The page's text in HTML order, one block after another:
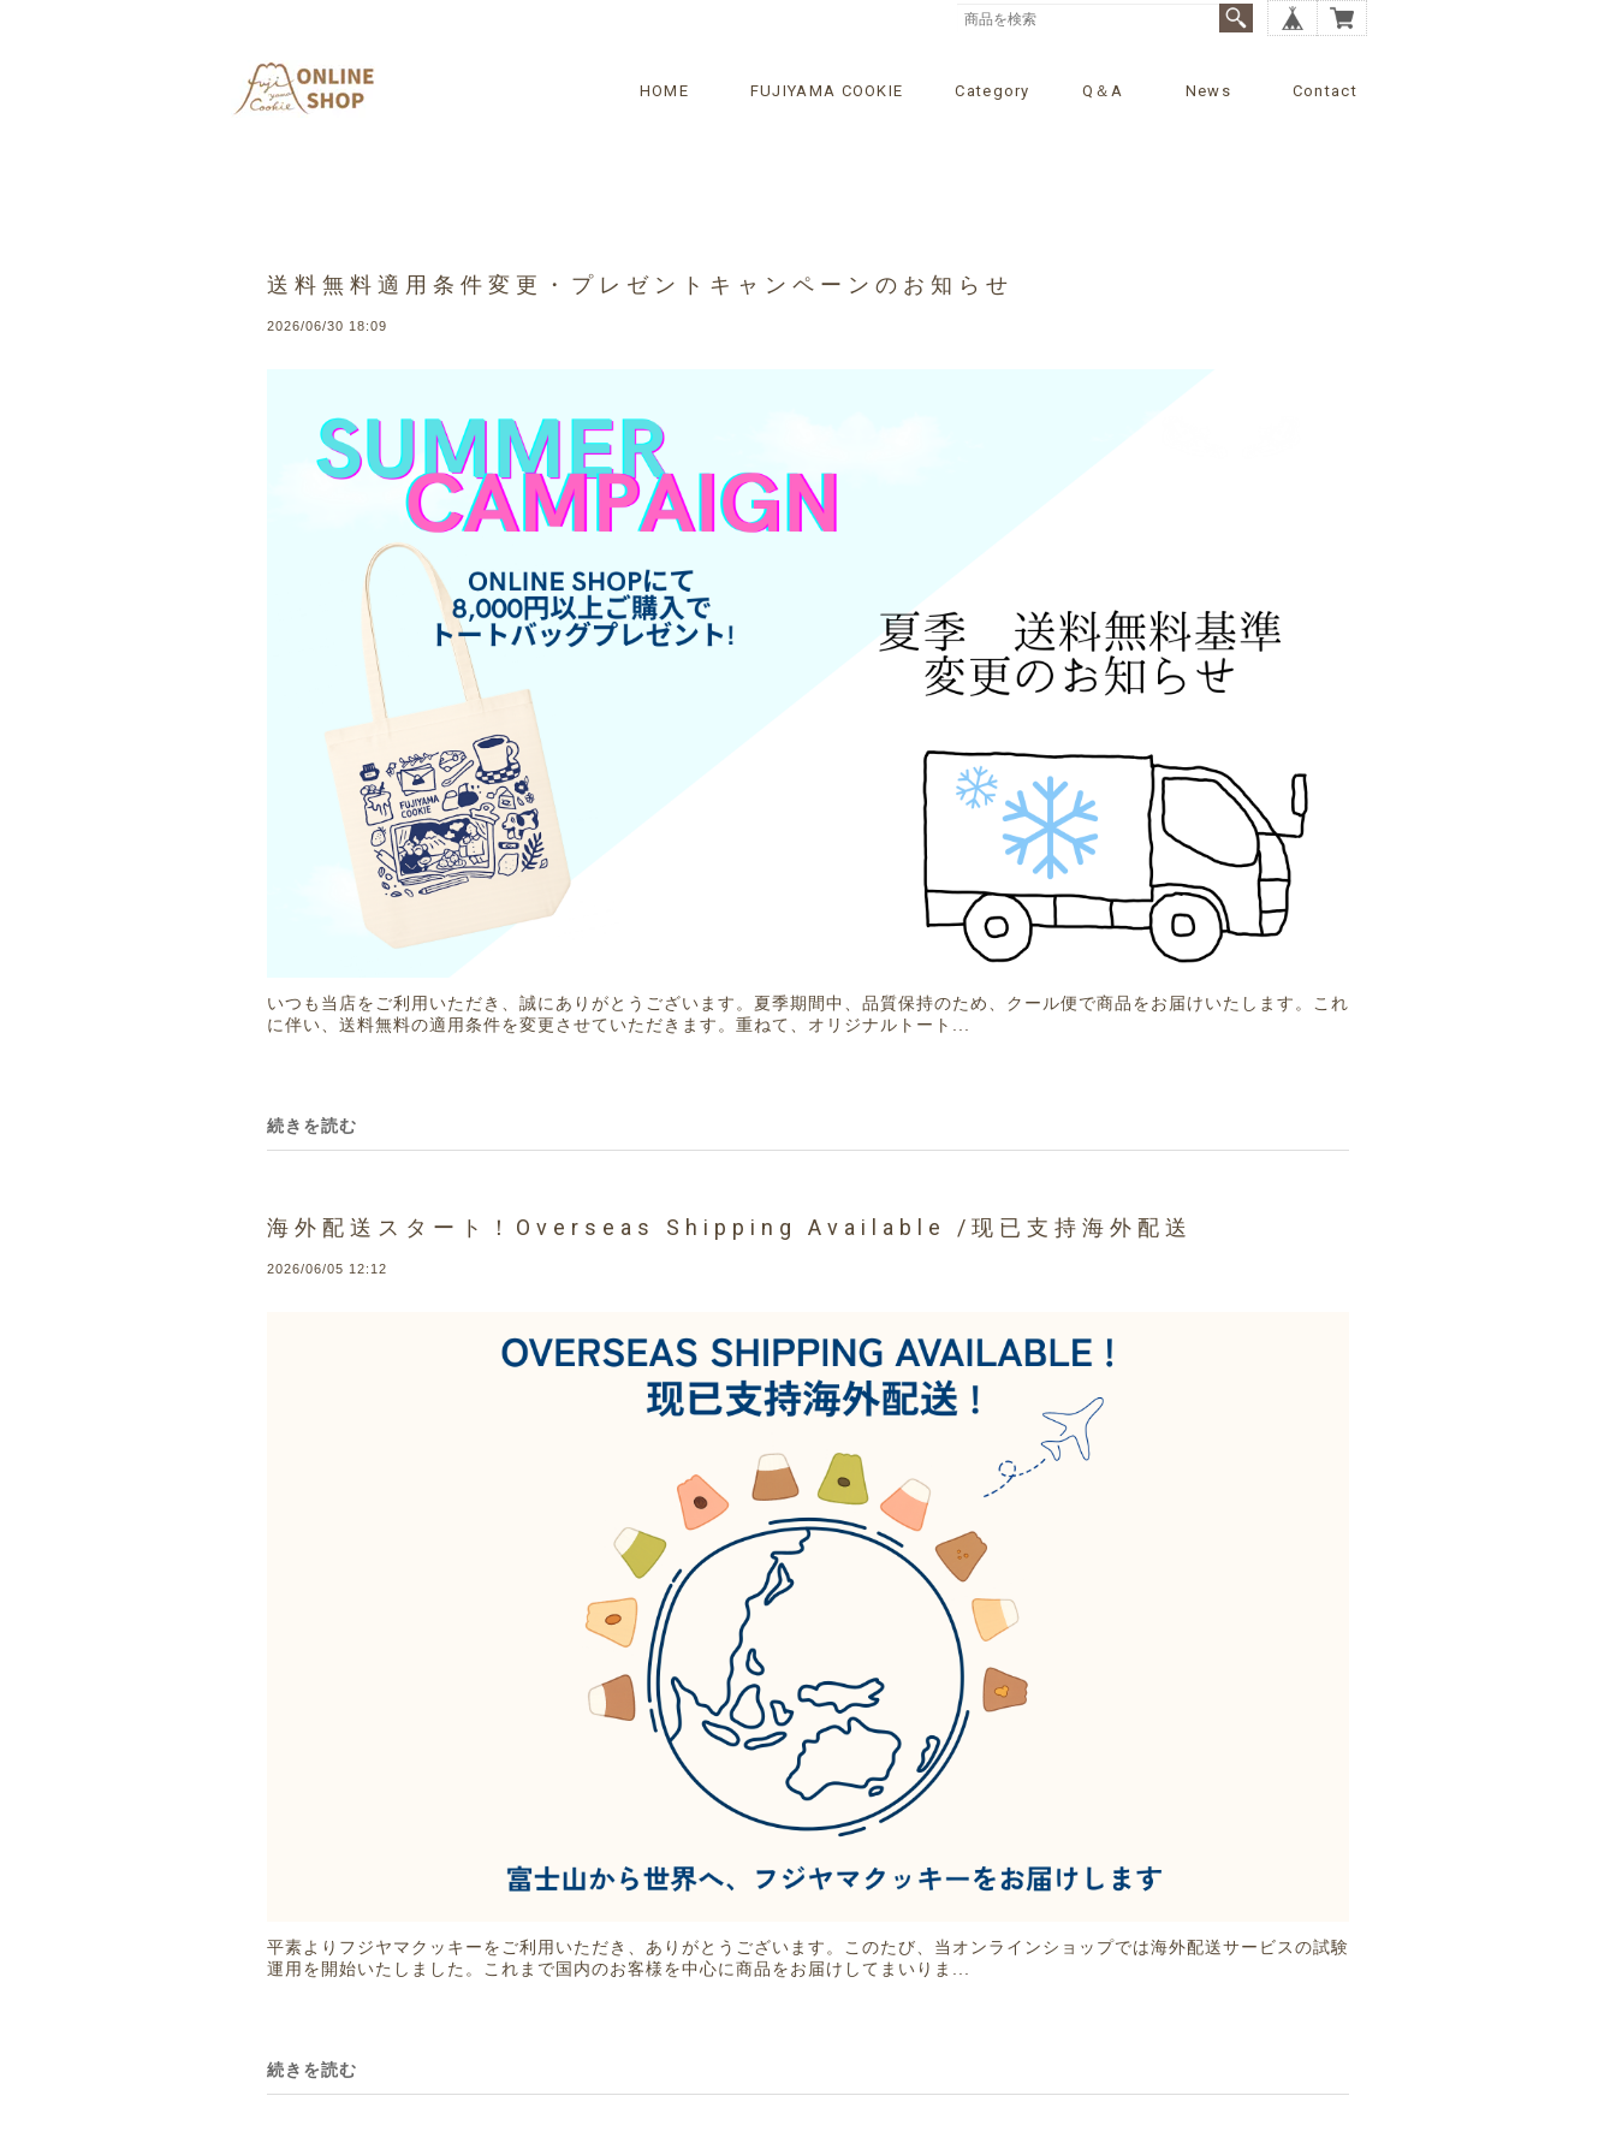
HOME FUJIYAMA COOKIE Category Q＆A News Contact
送料無料適用条件変更・プレゼントキャンペーンのお知らせ
2026/06/30 18:09
いつも当店をご利用いただき、誠にありがとうございます。夏季期間中、品質保持のため、クール便で商品をお届けいたします。これ
に伴い、送料無料の適用条件を変更させていただきます。重ねて、オリジナルトート...
続きを読む
海外配送スタート！Overseas Shipping Available /现已支持海外配送
2026/06/05 12:12
平素よりフジヤマクッキーをご利用いただき、ありがとうございます。このたび、当オンラインショップでは海外配送サービスの試験
運用を開始いたしました。これまで国内のお客様を中心に商品をお届けしてまいりま...
続きを読む